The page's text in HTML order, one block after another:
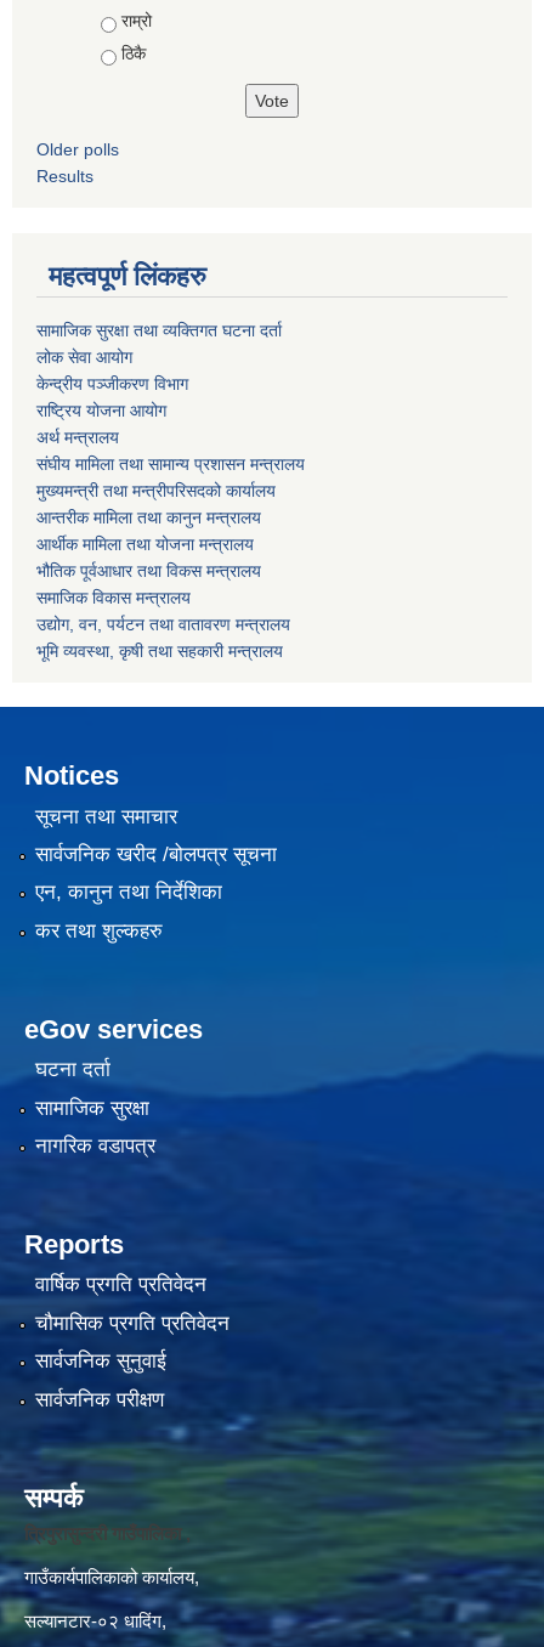
राम्रो
ठिकै
Older polls
Results
महत्वपूर्ण लिंकहरु
सामाजिक सुरक्षा तथा व्यक्तिगत घटना दर्ता
लोक सेवा आयोग
केन्द्रीय पञ्जीकरण विभाग
राष्ट्रिय योजना आयोग
अर्थ मन्त्रालय
संघीय मामिला तथा सामान्य प्रशासन मन्त्रालय
मुख्यमन्त्री तथा मन्त्रीपरिसदको कार्यालय
आन्तरीक मामिला तथा कानुन मन्त्रालय
आर्थीक मामिला तथा योजना मन्त्रालय
भौतिक पूर्वआधार तथा विकस मन्त्रालय
समाजिक विकास मन्त्रालय
उद्योग, वन, पर्यटन तथा वातावरण मन्त्रालय
भूमि व्यवस्था, कृषी तथा सहकारी मन्त्रालय
Notices
सूचना तथा समाचार
सार्वजनिक खरीद /बोलपत्र सूचना
एन, कानुन तथा निर्देशिका
कर तथा शुल्कहरु
eGov services
घटना दर्ता
सामाजिक सुरक्षा
नागरिक वडापत्र
Reports
वार्षिक प्रगति प्रतिवेदन
चौमासिक प्रगति प्रतिवेदन
सार्वजनिक सुनुवाई
सार्वजनिक परीक्षण
सम्पर्क
त्रिपुरासुन्दरी गाउँपालिका ,
गाउँकार्यपालिकाको कार्यालय,
सल्यानटार-०२ धादिंग,